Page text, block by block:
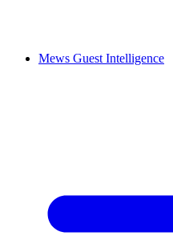
Mews Guest Intelligence